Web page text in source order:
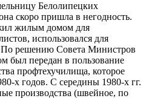
Белолипецких
скоро пришла в негодность.
жилым домом для
использовался для
По решению Совета Министров
был передан в пользование
профтехучилища, которое
х годов. С середины 1980-х гг.
производства (швейное, по